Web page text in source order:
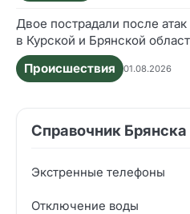
Двое пострадали после
в Курской и Брянской
Происшествия
01.08.2026
Справочник Брянска
Экстренные телефоны
Отключение воды